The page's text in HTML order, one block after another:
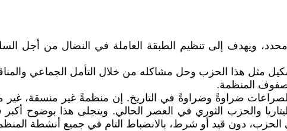
ويهدف إلى تنظيم الطبقة العاملة في النضال من أجل
مثل هذا الحزب وحل مشاكله من خلال التأمل الجماعي
صفوف المنظمة.
ضراوةً وضراوةً في التاريخ. إن منظمةً غير منسقة، غير
والحزب الثوري في العصر الحالي. ويتجلى هذا بوضوح
دون قيد أو شرط، بالانضباط التام في جميع أنشطة المنظمة